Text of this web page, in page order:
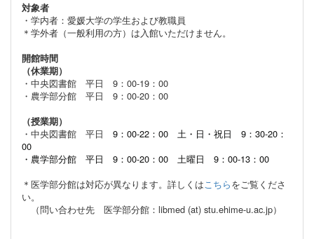
対象者
・学内者：愛媛大学の学生および教職員
＊学外者（一般利用の方）は入館いただけません。
開館時間
（休業期）
・中央図書館 平日 9：00-19：00
・農学部分館 平日 9：00-20：00
（授業期）
・中央図書館 平日 9：00-22：00
土・日・祝日 9：30-20：
00
・農学部分館 平日 9：00-20：00 土曜日 9：00-13：00
＊医学部分館は対応が異なります。詳しくは こちらをご覧くださ
い。
（問い合わせ先 医学部分館：libmed (at) stu.ehime-u.ac.jp）